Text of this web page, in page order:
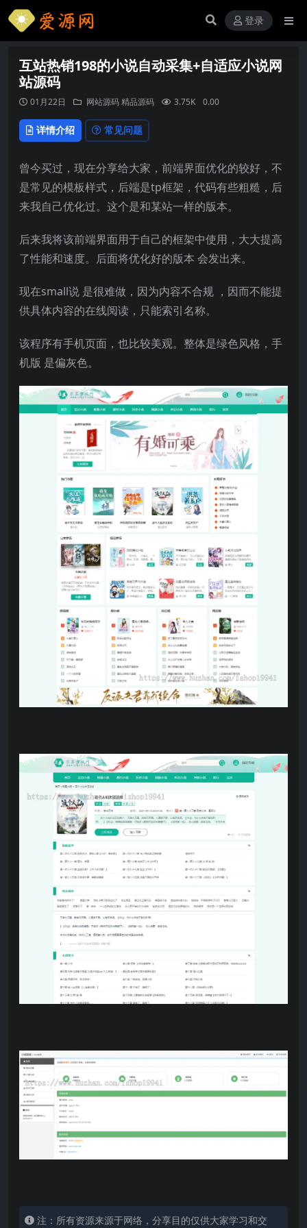
登录
互站热销198的小说自动采集+自适应小说网
站源码
01月22日 网站源码精品源码 3.75K 0.00
详情介绍 常见问题
曾今买过，现在分享给大家，前端界面优化的较好，不
是常见的模板样式，后端是tp框架，代码有些粗糙，后
来我自己优化过。这个是和某站一样的版本。
后来我将该前端界面用于自己的框架中使用，大大提高
了性能和速度。后面将优化好的版本 会发出来。
现在small说 是很难做，因为内容不合规 ，因而不能提
供具体内容的在线阅读，只能索引名称。
该程序有手机页面，也比较美观。整体是绿色风格，手
机版 是偏灰色。
注：所有资源来源于网络，分享目的仅供大家学习和交